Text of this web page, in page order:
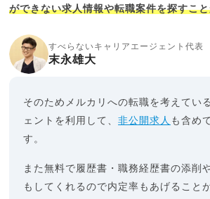
ができない求人情報や転職案件を探すこ
すべらないキャリアエージェント代表
末永雄大
そのためメルカリへの転職を考えてい
ェントを利用して、非公開求人 も含め
す。
また無料で履歴書・職務経歴書の添削
もしてくれるので内定率もあげること